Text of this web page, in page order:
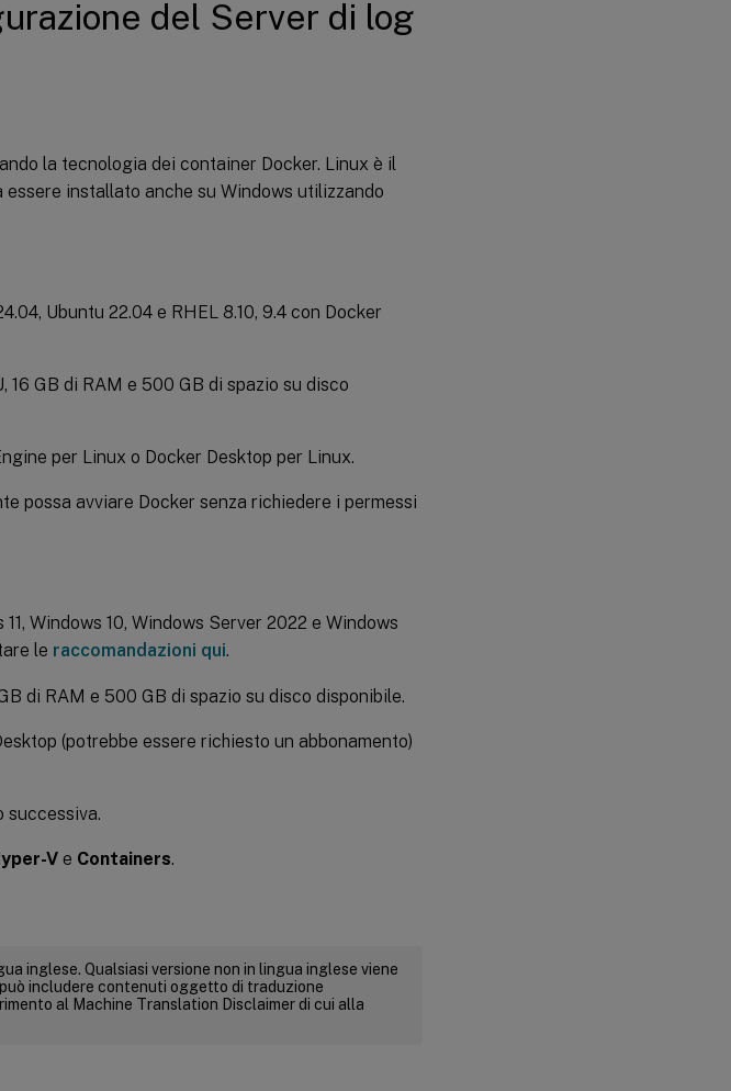
del Server di log
la tecnologia dei container Docker. Linux è il
installato anche su Windows utilizzando
Ubuntu 22.04 e RHEL 8.10, 9.4 con Docker
16 GB di RAM e 500 GB di spazio su disco
per Linux o Docker Desktop per Linux.
possa avviare Docker senza richiedere i permessi
11, Windows 10, Windows Server 2022 e Windows
le raccomandazioni qui.
di RAM e 500 GB di spazio su disco disponibile.
(potrebbe essere richiesto un abbonamento)
successiva.
V e Containers.
inglese. Qualsiasi versione non in lingua inglese viene
includere contenuti oggetto di traduzione
al Machine Translation Disclaimer di cui alla